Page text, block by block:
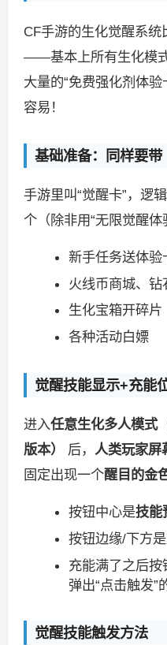
CF手游的生化觉醒系统
——基本上所有生化模
大量的“免费强化剂体
容易！
基础准备：同样要
手游里叫“觉醒卡”，逻
个（除非用“无限觉醒体
新手任务送体验
火线币商城、钻
生化宝箱开碎片
各种活动白嫖
觉醒技能显示+充能
进入任意生化多人模式
版本）
后， 人类玩家屏
固定出现一个醒目的金
按钮中心是技能
按钮边缘/下方是
充能满了之后
弹出“点击触发”
觉醒技能触发方法